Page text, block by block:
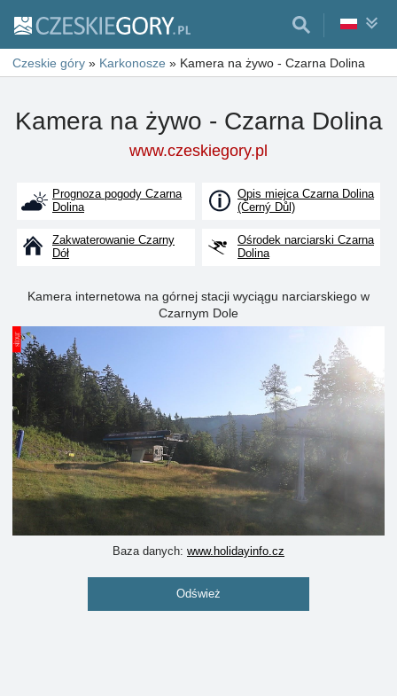
Czeskie góry » Karkonosze » Kamera na żywo - Czarna Dolina
Kamera na żywo - Czarna Dolina
www.czeskiegory.pl
Prognoza pogody Czarna
Dolina
Opis miejca Czarna Dolina
(Černý Důl)
Zakwaterowanie Czarny
Dół
Ośrodek narciarski Czarna
Dolina
Kamera internetowa na górnej stacji wyciągu narciarskiego w
Czarnym Dole
Baza danych: www.holidayinfo.cz
Odśwież